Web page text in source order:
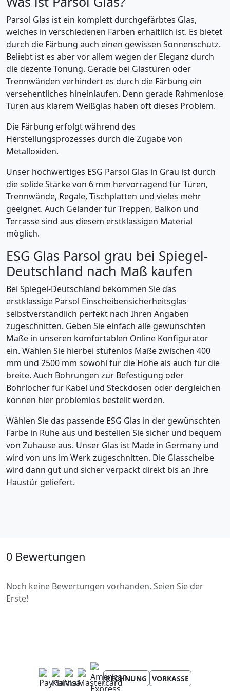
Parsol Glas ist ein komplett durchgefärbtes Glas,
welches in verschiedenen Farben erhältlich ist. Es bietet
durch die Färbung auch einen gewissen Sonnenschutz.
Beliebt ist es aber vor allem wegen der Eleganz durch
die dezente Tönung. Gerade bei Glastüren oder
Trennwänden verhindert es durch die Färbung ein
versehentliches hineinlaufen. Denn gerade Rahmenlose
Türen aus klarem Weißglas haben oft dieses Problem.
Die Färbung erfolgt während des
Herstellungsprozesses durch die Zugabe von
Metalloxiden.
Unser hochwertiges ESG Parsol Glas in Grau ist durch
die solide Stärke von 6 mm hervorragend für Türen,
Trennwände, Regale, Tischplatten und vieles mehr
geeignet. Auch Geländer für Treppen, Balkon und
Terrasse sind aus diesem erstklassigen Material
möglich.
ESG Glas Parsol grau bei Spiegel-
Deutschland nach Maß kaufen
Bei Spiegel-Deutschland bekommen Sie das
erstklassige Parsol Einscheibensicherheitsglas
selbstverständlich perfekt nach Ihren Angaben
zugeschnitten. Geben Sie einfach alle gewünschten
Maße in unseren komfortablen Online Konfigurator
ein. Wählen Sie hierbei stufenlos Maße zwischen 400
mm und 2500 mm sowohl für die Höhe als auch für die
breite. Auch Bohrungen zur Befestigung oder
Bohrlöcher für Kabel und Steckdosen oder dergleichen
können hier problemlos bestellt werden.
Wählen Sie das passende ESG Glas in der gewünschten
Farbe in Ruhe aus und bestellen Sie sicher und bequem
von Zuhause aus. Unser Glas ist Made in Germany und
wird von uns im Werk zugeschnitten. Die Glasscheibe
wird dann gut und sicher verpackt direkt bis an Ihre
Haustür geliefert.
0 Bewertungen
Noch keine Bewertungen vorhanden. Seien Sie der
Erste!
RECHNUNG VORKASSE